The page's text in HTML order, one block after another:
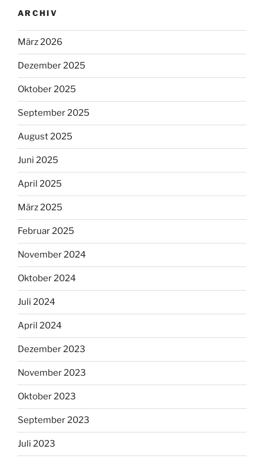
ARCHIV
März 2026
Dezember 2025
Oktober 2025
September 2025
August 2025
Juni 2025
April 2025
März 2025
Februar 2025
November 2024
Oktober 2024
Juli 2024
April 2024
Dezember 2023
November 2023
Oktober 2023
September 2023
Juli 2023